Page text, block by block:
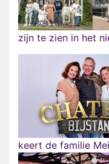
zijn te zien in het
keert de familie